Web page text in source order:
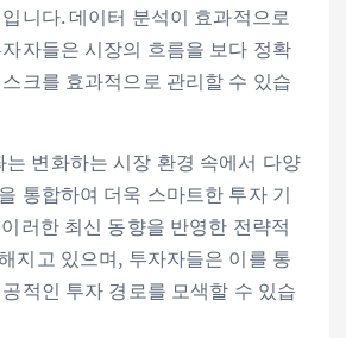
니다. 데이터 분석이 효과적으로
자들은 시장의 흐름을 보다 정확
크를 효과적으로 관리할 수 있습
변화하는 시장 환경 속에서 다양
통합하여 더욱 스마트한 투자 기
러한 최신 동향을 반영한 전략적
지고 있으며, 투자자들은 이를 통
적인 투자 경로를 모색할 수 있습